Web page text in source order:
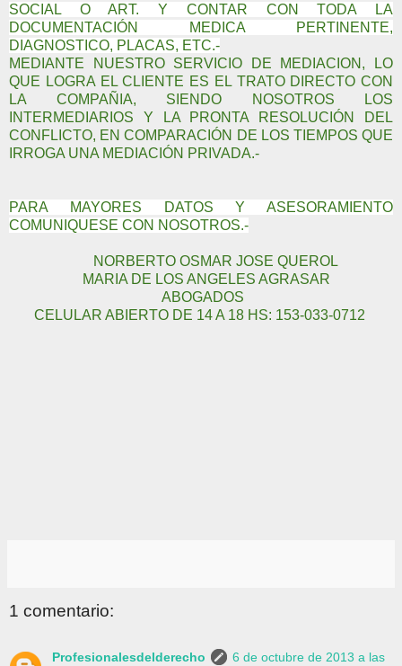
SOCIAL O ART. Y CONTAR CON TODA LA
DOCUMENTACIÓN MEDICA PERTINENTE,
DIAGNOSTICO, PLACAS, ETC.-
MEDIANTE NUESTRO SERVICIO DE MEDIACION, LO
QUE LOGRA EL CLIENTE ES EL TRATO DIRECTO CON
LA COMPAÑIA, SIENDO NOSOTROS LOS
INTERMEDIARIOS Y LA PRONTA RESOLUCIÓN DEL
CONFLICTO, EN COMPARACIÓN DE LOS TIEMPOS QUE
IRROGA UNA MEDIACIÓN PRIVADA.-
PARA MAYORES DATOS Y ASESORAMIENTO
COMUNIQUESE CON NOSOTROS.-
NORBERTO OSMAR JOSE QUEROL
MARIA DE LOS ANGELES AGRASAR
ABOGADOS
CELULAR ABIERTO DE 14 A 18 HS: 153-033-0712
1 comentario:
Profesionalesdelderecho
6 de octubre de 2013 a las